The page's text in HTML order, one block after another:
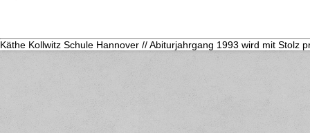
Käthe Kollwitz Schule Hannover // Abiturjahrgang 1993 wird mit Stolz